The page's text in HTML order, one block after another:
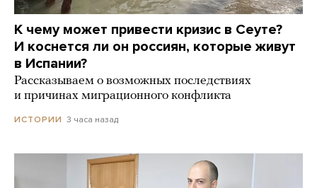
К чему может привести кризис в Сеуте?
И коснется ли он россиян, которые живут
в Испании?
Рассказываем о возможных последствиях
и причинах миграционного конфликта
ИСТОРИИ 3 часа назад